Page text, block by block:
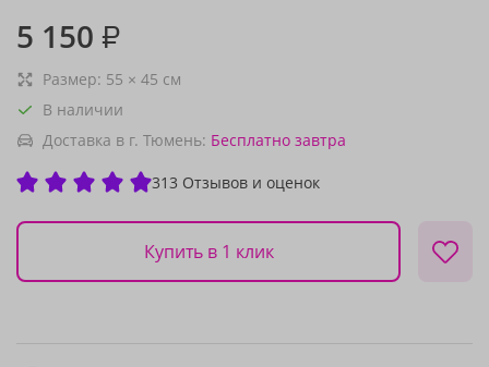
5 150 ₽
Размер: 55 × 45 см
В наличии
Доставка в г. Тюмень: Бесплатно завтра
313 Отзывов и оценок
Купить в 1 клик